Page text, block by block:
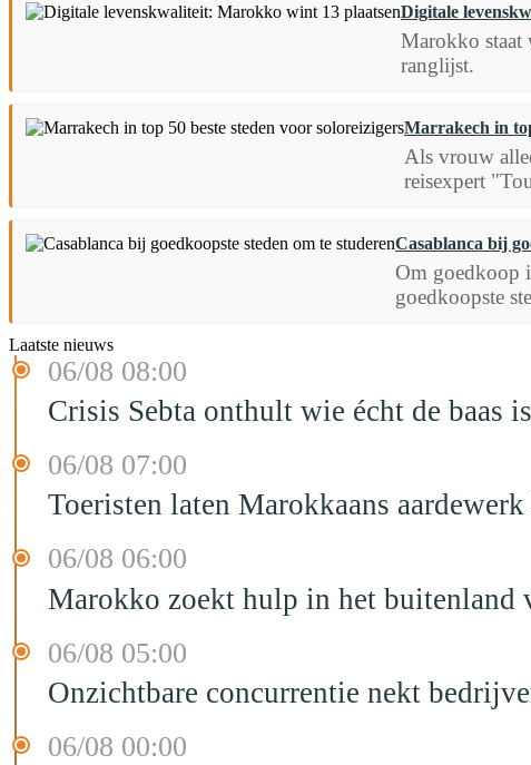
Digitale
Marokko staat
ranglijst.
Marrakech in
Als vrouw
reisexpert
Casablanca bij
Om goedkoop
goedkoopste
Laatste nieuws
06/08 08:00
Crisis Sebta onthult wie écht de baas
06/08 07:00
Toeristen laten Marokkaans
06/08 06:00
Marokko zoekt hulp in het buitenland
06/08 05:00
Onzichtbare concurrentie nekt
06/08 00:00